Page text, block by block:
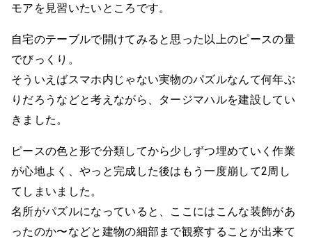
モアを見習いたいところです。
自宅のテーブルで開けてみると思った以上のピースの量
でびっくり。
そういえばスマホ内じゃない実物のパズルなんて何年ぶ
りだろうなどと考えながら、タージマハルを建設してい
きました。
ピースの色と形で分類してから少しずつ埋めていく作業
が心地よく、やっと完成した後はもう一度崩して2周し
てしまいました。
名所がパズルになっていると、ここにはこんな装飾があ
ったのか〜などと建物の細部まで観察することが出来て